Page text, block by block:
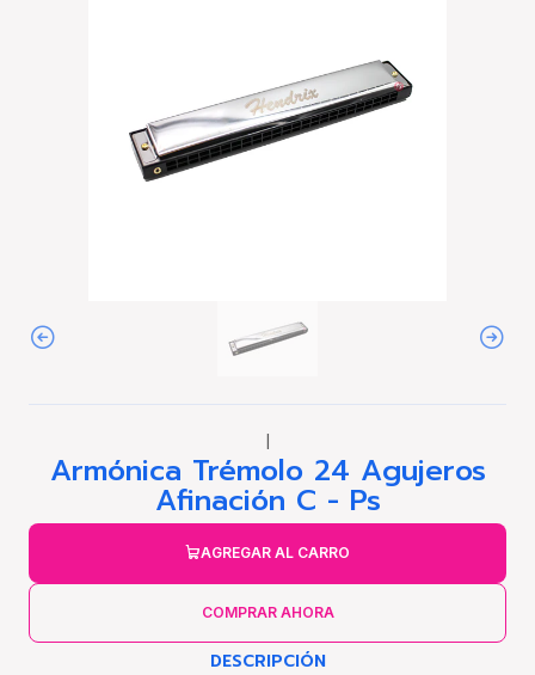
|
Armónica Trémolo 24 Agujeros
Afinación C - Ps
AGREGAR AL CARRO
COMPRAR AHORA
DESCRIPCIÓN